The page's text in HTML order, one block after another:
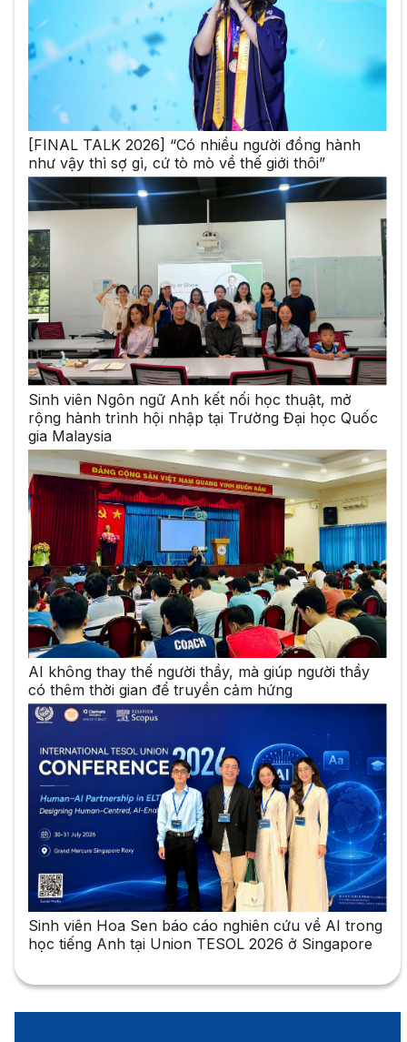
[FINAL TALK 2026] “Có nhiều người đồng hành
như vậy thì sợ gì, cứ tò mò về thế giới thôi”
Sinh viên Ngôn ngữ Anh kết nối học thuật, mở
rộng hành trình hội nhập tại Trường Đại học Quốc
gia Malaysia
AI không thay thế người thầy, mà giúp người thầy
có thêm thời gian để truyền cảm hứng
Sinh viên Hoa Sen báo cáo nghiên cứu về AI trong
học tiếng Anh tại Union TESOL 2026 ở Singapore